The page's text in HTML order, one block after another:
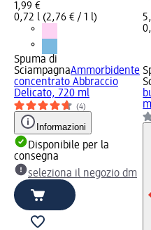
1,99 €
0,72 l (2,76 € / 1 l)
Spuma di
SciampagnaAmmorbidente
concentrato Abbraccio
Delicato, 720 ml
(4)
Informazioni
Disponibile per la
consegna
seleziona il negozio dm